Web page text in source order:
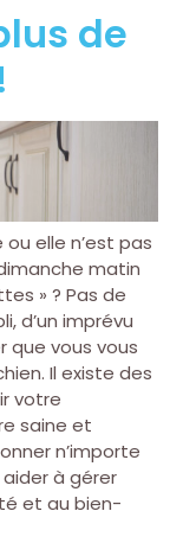
de
elle n’est pas
matin
» ? Pas de
d’un imprévu
que vous vous
Il existe des
votre
saine et
n’importe
à gérer
et au bien-